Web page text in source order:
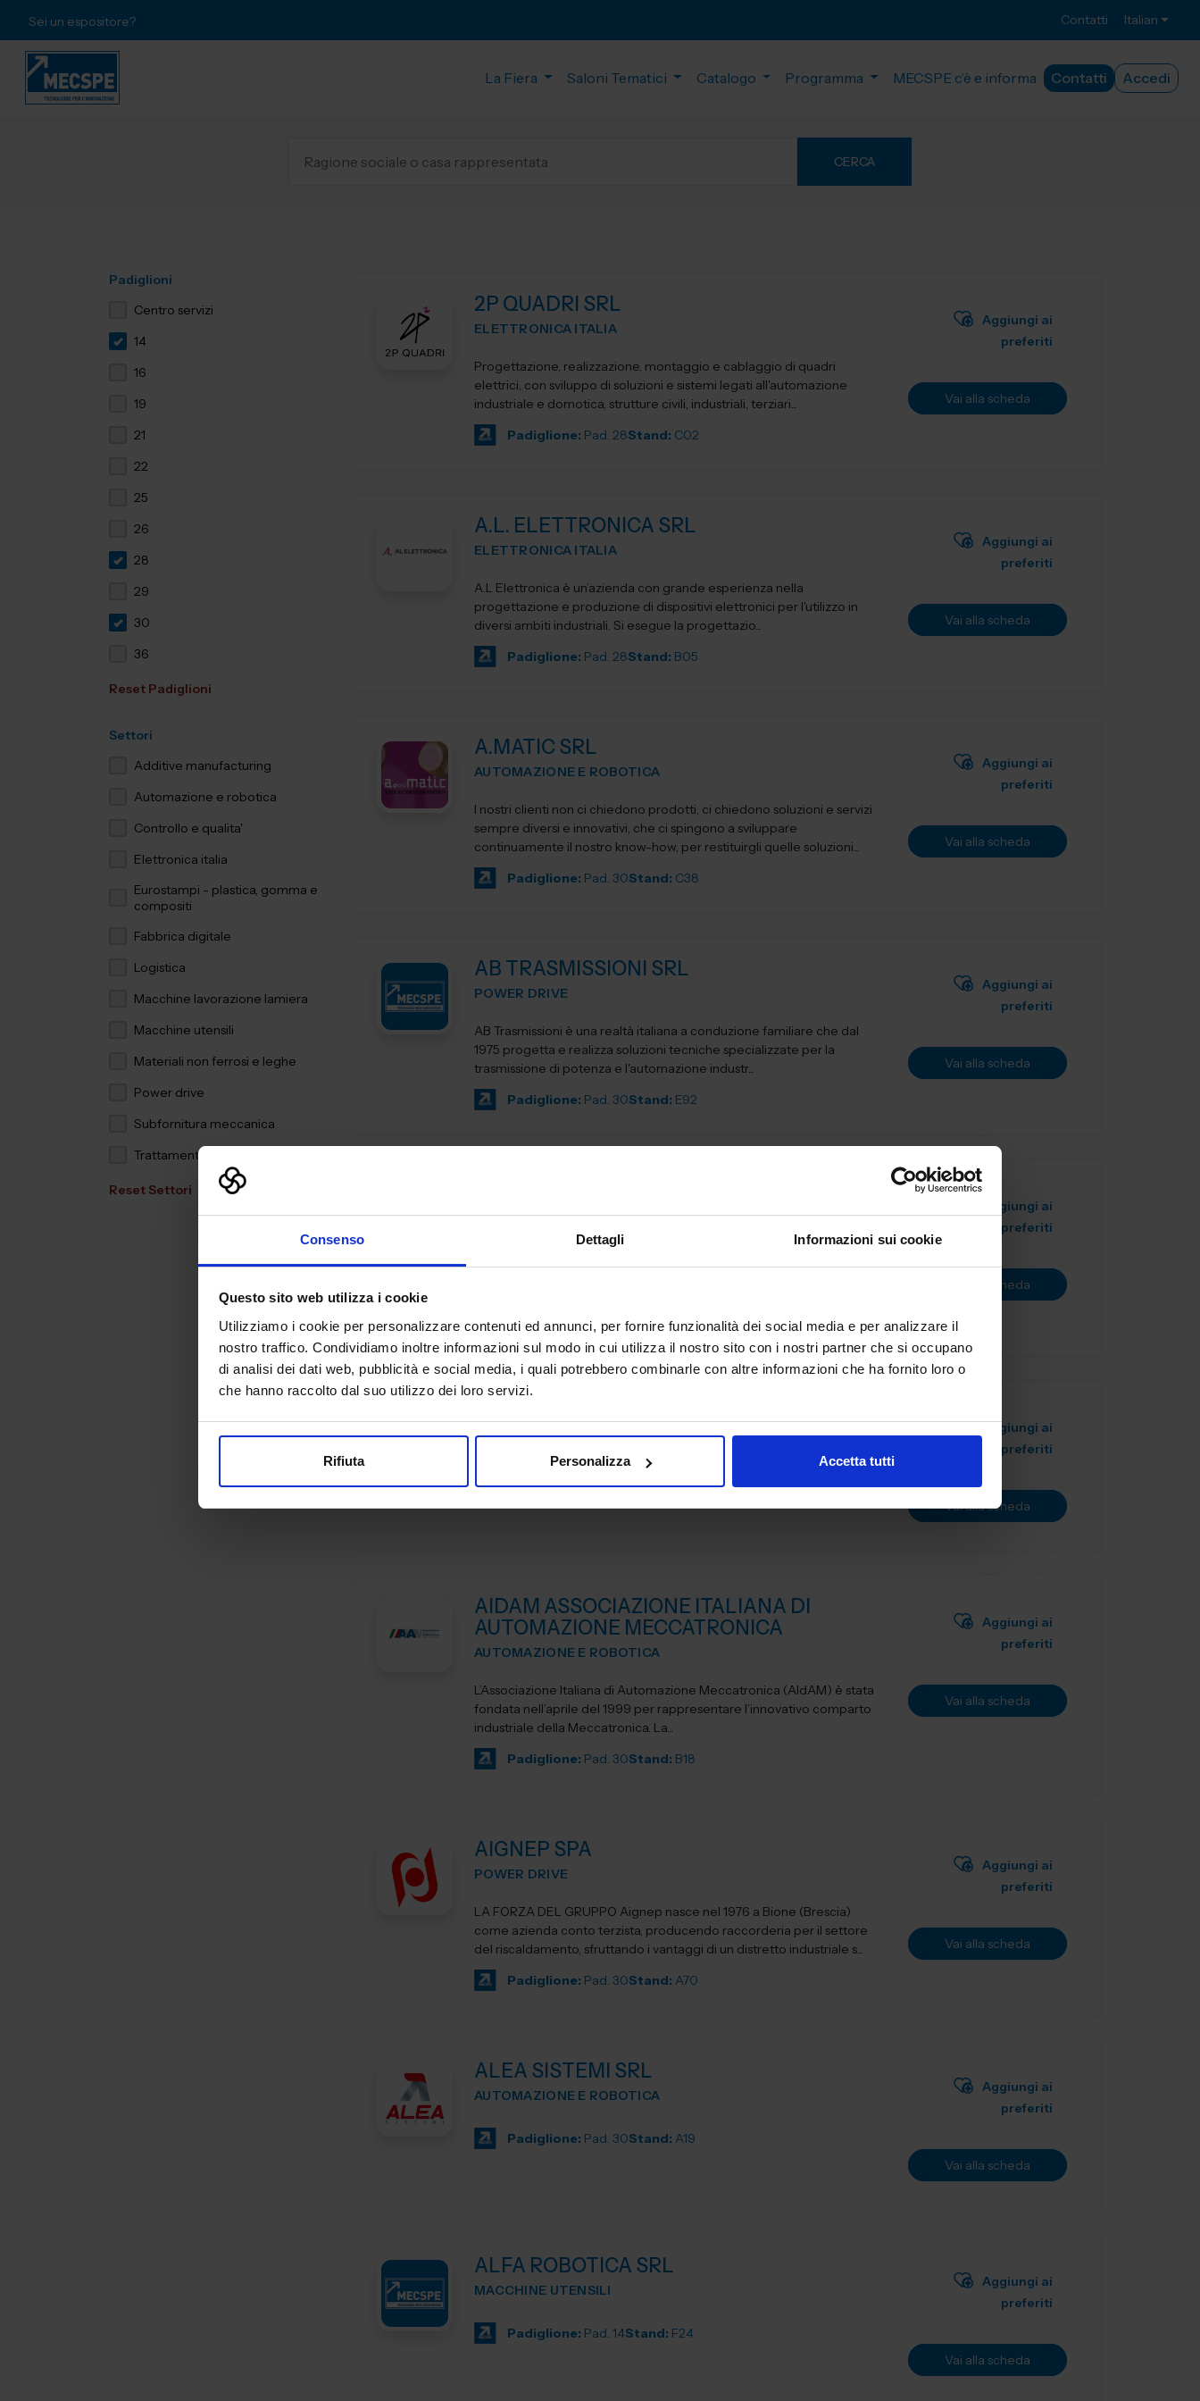
Consenso Dettagli Informazioni sui cookie
Questo sito web utilizza i cookie
Utilizziamo i cookie per personalizzare contenuti ed annunci, per fornire funzionalità dei social media e per analizzare il
nostro traffico. Condividiamo inoltre informazioni sul modo in cui utilizza il nostro sito con i nostri partner che si occupano
di analisi dei dati web, pubblicità e social media, i quali potrebbero combinarle con altre informazioni che ha fornito loro o
che hanno raccolto dal suo utilizzo dei loro servizi.
Rifiuta Personalizza Accetta tutti
Sei un espositore? Contatti Italian
La Fiera Saloni Tematici Catalogo Programma MECSPE c’è e informa Contatti Accedi
CERCA
Padiglioni
Centro servizi
14
16
19
21
22
25
26
28
29
30
36
Reset Padiglioni
Settori
Additive manufacturing
Automazione e robotica
Controllo e qualita'
Elettronica italia
Eurostampi - plastica, gomma e
compositi
Fabbrica digitale
Logistica
Macchine lavorazione lamiera
Macchine utensili
Materiali non ferrosi e leghe
Power drive
Subfornitura meccanica
Trattamenti e finiture
Reset Settori
2P QUADRI SRL
ELETTRONICA ITALIA
Progettazione, realizzazione, montaggio e cablaggio di quadri
elettrici, con sviluppo di soluzioni e sistemi legati all'automazione
industriale e domotica, strutture civili, industriali, terziari...
Padiglione: Pad. 28Stand: C02
Aggiungi ai
preferiti
Vai alla scheda
A.L. ELETTRONICA SRL
ELETTRONICA ITALIA
A.L Elettronica è un’azienda con grande esperienza nella
progettazione e produzione di dispositivi elettronici per l'utilizzo in
diversi ambiti industriali. Si esegue la progettazio...
Padiglione: Pad. 28Stand: B05
Aggiungi ai
preferiti
Vai alla scheda
A.MATIC SRL
AUTOMAZIONE E ROBOTICA
I nostri clienti non ci chiedono prodotti, ci chiedono soluzioni e servizi
sempre diversi e innovativi, che ci spingono a sviluppare
continuamente il nostro know-how, per restituirgli quelle soluzioni...
Padiglione: Pad. 30Stand: C38
Aggiungi ai
preferiti
Vai alla scheda
AB TRASMISSIONI SRL
POWER DRIVE
AB Trasmissioni è una realtà italiana a conduzione familiare che dal
1975 progetta e realizza soluzioni tecniche specializzate per la
trasmissione di potenza e l'automazione industr...
Padiglione: Pad. 30Stand: E92
Aggiungi ai
preferiti
Vai alla scheda
AUTOMAZIONE E ROBOTICA
abp Antriebstechnik GmbH delivers drive solutions that keep your
machines moving—precisely, reliably, and efficiently. We specialize in
Padiglione:Pad. 30Stand: A40
Aggiungi ai
preferiti
Vai alla scheda
AUTOMAZIONE E ROBOTICA
Aggiungi ai
preferiti
Vai alla scheda
AIDAM ASSOCIAZIONE ITALIANA DI
AUTOMAZIONE MECCATRONICA
AUTOMAZIONE E ROBOTICA
L’Associazione Italiana di Automazione Meccatronica (AIdAM) è stata
fondata nell’aprile del 1999 per rappresentare l’innovativo comparto
industriale della Meccatronica. La...
Padiglione: Pad. 30Stand: B18
Aggiungi ai
preferiti
Vai alla scheda
AIGNEP SPA
POWER DRIVE
LA FORZA DEL GRUPPO Aignep nasce nel 1976 a Bione (Brescia)
come azienda conto terzista, producendo raccorderia per il settore
del riscaldamento, sfruttando i vantaggi di un distretto industriale s...
Padiglione: Pad. 30Stand: A70
Aggiungi ai
preferiti
Vai alla scheda
ALEA SISTEMI SRL
AUTOMAZIONE E ROBOTICA
Padiglione: Pad. 30Stand: A19
Aggiungi ai
preferiti
Vai alla scheda
ALFA ROBOTICA SRL
MACCHINE UTENSILI
Padiglione: Pad. 14Stand: F24
Aggiungi ai
preferiti
Vai alla scheda